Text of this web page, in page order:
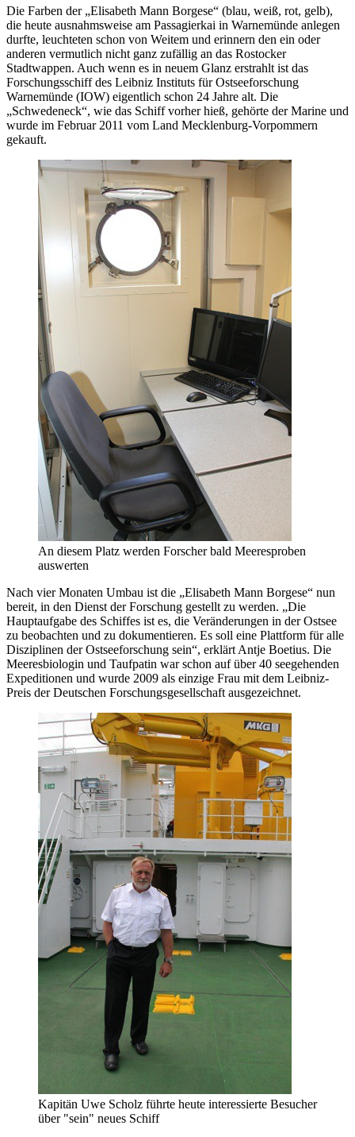
Die Farben der „Elisabeth Mann Borgese“ (blau, weiß, rot, gelb),
die heute ausnahmsweise am Passagierkai in Warnemünde anlegen
durfte, leuchteten schon von Weitem und erinnern den ein oder
anderen vermutlich nicht ganz zufällig an das Rostocker
Stadtwappen. Auch wenn es in neuem Glanz erstrahlt ist das
Forschungsschiff des Leibniz Instituts für Ostseeforschung
Warnemünde (IOW) eigentlich schon 24 Jahre alt. Die
„Schwedeneck“, wie das Schiff vorher hieß, gehörte der Marine und
wurde im Februar 2011 vom Land Mecklenburg-Vorpommern
gekauft.
An diesem Platz werden Forscher bald Meeresproben
auswerten
Nach vier Monaten Umbau ist die „Elisabeth Mann Borgese“ nun
bereit, in den Dienst der Forschung gestellt zu werden. „Die
Hauptaufgabe des Schiffes ist es, die Veränderungen in der Ostsee
zu beobachten und zu dokumentieren. Es soll eine Plattform für alle
Disziplinen der Ostseeforschung sein“, erklärt Antje Boetius. Die
Meeresbiologin und Taufpatin war schon auf über 40 seegehenden
Expeditionen und wurde 2009 als einzige Frau mit dem Leibniz-
Preis der Deutschen Forschungsgesellschaft ausgezeichnet.
Kapitän Uwe Scholz führte heute interessierte Besucher
über "sein" neues Schiff